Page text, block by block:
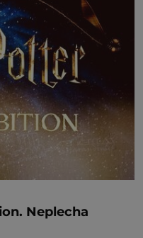
vmíchejte
Neplecha